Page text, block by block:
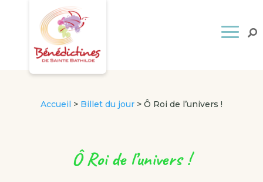
Accueil > Billet du jour> Ô Roi de l’univers !
Ô Roi de l’univers !